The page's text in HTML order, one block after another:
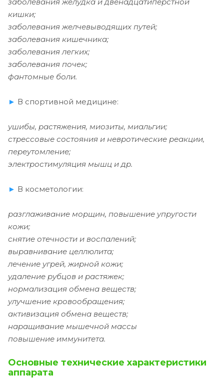
кишки;
заболевания желчевыводящих путей;
заболевания кишечника;
заболевания легких;
заболевания почек;
фантомные боли.
► В спортивной медицине:
ушибы, растяжения, миозиты, миальгии;
стрессовые состояния и невротические реакции,
переутомление;
электростимуляция мышц и др.
► В косметологии:
разглаживание морщин, повышение упругости
кожи;
снятие отечности и воспалений;
выравнивание целлюлита;
лечение угрей, жирной кожи;
удаление рубцов и растяжек;
нормализация обмена веществ;
улучшение кровообращения;
активизация обмена веществ;
наращивание мышечной массы
повышение иммунитета.
Основные технические характеристики
аппарата